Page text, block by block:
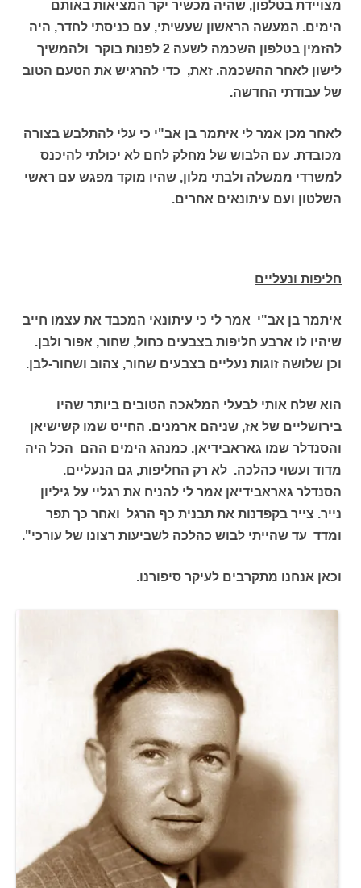
מצויידת בטלפון, שהיה מכשיר יקר המציאות באותם
הימים. המעשה הראשון שעשיתי, עם כניסתי לחדר, היה
להזמין בטלפון השכמה לשעה 2 לפנות בוקר ולהמשיך
לישון לאחר ההשכמה. זאת, כדי להרגיש את הטעם הטוב
של עבודתי החדשה.
לאחר מכן אמר לי איתמר בן אב"י כי עלי להתלבש בצורה
מכובדת. עם הלבוש של מחלק לחם לא יכולתי להיכנס
למשרדי ממשלה ולבתי מלון, שהיו מוקד מפגש עם ראשי
השלטון ועם עיתונאים אחרים.
חליפות ונעליים
איתמר בן אב"י אמר לי כי עיתונאי המכבד את עצמו חייב
שיהיו לו ארבע חליפות בצבעים כחול, שחור, אפור ולבן.
וכן שלושה זוגות נעליים בצבעים שחור, צהוב ושחור-לבן.
הוא שלח אותי לבעלי המלאכה הטובים ביותר שהיו
בירושליים של אז, שניהם ארמנים. החייט שמו קשישיאן
והסנדלר שמו גאראבידיאן. כמנהג הימים ההם הכל היה
מדוד ועשוי כהלכה. לא רק החליפות, גם הנעליים.
הסנדלר גאראבידיאן אמר לי להניח את רגליי על גיליון
נייר. צייר בקפדנות את תבנית כף הרגל ואחר כך תפר
ומדד עד שהייתי לבוש כהלכה לשביעות רצונו של עורכי".
וכאן אנחנו מתקרבים לעיקר סיפורנו.